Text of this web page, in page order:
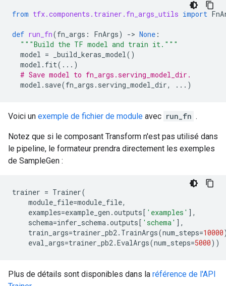
from tfx.components.trainer.fn_args_utils import
def run_fn(fn_args : FnArgs) -> None :
"""Build the TF model and train it."""
model = _build_keras_model()
model . fit( ... )
# Save model to fn_args.serving_model_dir.
model . save(fn_args . serving_model_dir, ... )
Voici un exemple de fichier de module avec run_fn .
Notez que si le composant Transform n'est pas utilisé dans
le pipeline, le formateur prendra directement les exemples
de SampleGen :
trainer = Trainer(
module_file=module_file,
examples=example_gen .outputs[ 'examples' ],
schema=infer_schema.outputs[ 'schema' ],
train_args=trainer_pb2. TrainArgs(num_steps=10000
eval_args=trainer_pb2.EvalArgs(num_steps=5000))
Plus de détails sont disponibles dans la référence de l'API